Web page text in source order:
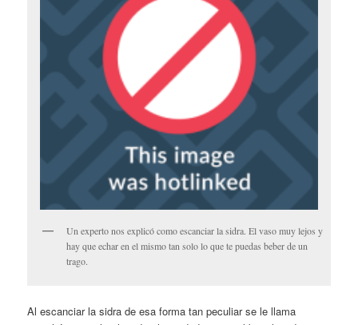
Un experto nos explicó como escanciar la sidra. El vaso muy lejos y
hay que echar en el mismo tan solo lo que te puedas beber de un
trago.
Al escanciar la sidra de esa forma tan peculiar se le llama